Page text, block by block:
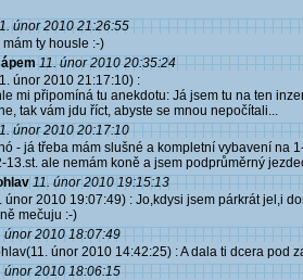
únor 2010 21:26:55
mám ty housle :-)
11. únor 2010 20:35:24
únor 2010 21:17:10) :
mi připomíná tu anekdotu: Já jsem tu na ten
tak vám jdu říct, abyste se mnou nepočítali...
únor 2010 20:17:10
- já třeba mám slušné a kompletní vybavení na
13.st. ale nemám koně a jsem podprůměrný
11. únor 2010 19:15:13
únor 2010 19:07:49) : Jo,kdysi jsem párkrát jel,i
mečuju :-)
únor 2010 18:07:49
únor 2010 14:42:25) : A dala ti dcera pod
únor 2010 18:06:15